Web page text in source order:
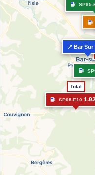
📍 Bar Sur
SP95-
Total
SP95-E10